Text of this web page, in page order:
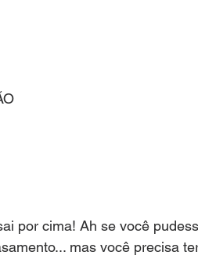
por cima! Ah se você
mas você precisa